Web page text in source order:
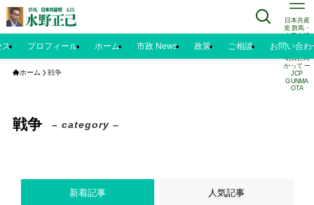
日本共産
党 群馬・
太田市議
水野正己
のブログ |
明日に向
かって ー
JCP
GUNMA
OTA
ス プロフィール ホーム 市政 News 政策 ご相談 お問い合わ
ホーム 戦争
戦争 – category –
新着記事 人気記事